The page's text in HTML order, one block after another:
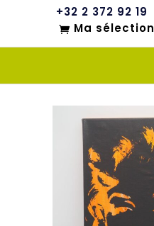
+32 2 372 92 19
Ma sélection